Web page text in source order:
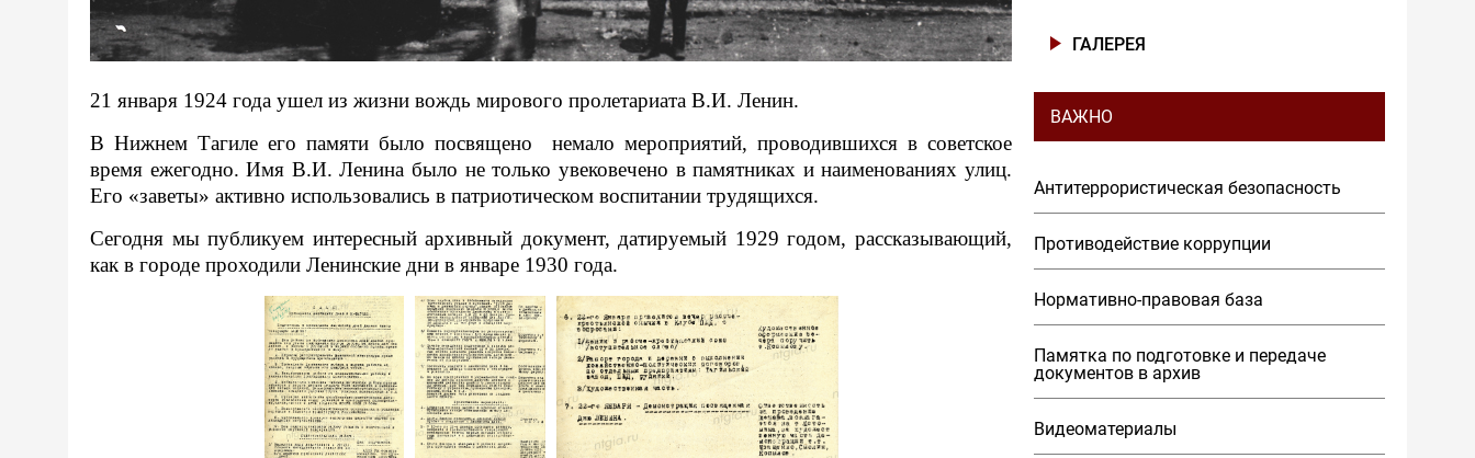
21 января 1924 года ушел из жизни вождь мирового пролетариата В.И. Ленин.
В Нижнем Тагиле его памяти было посвящено немало мероприятий, проводившихся в советское
время ежегодно. Имя В.И. Ленина было не только увековечено в памятниках и наименованиях улиц.
Его «заветы» активно использовались в патриотическом воспитании трудящихся.
Сегодня мы публикуем интересный архивный документ, датируемый 1929 годом, рассказывающий,
как в городе проходили Ленинские дни в январе 1930 года.
ГАЛЕРЕЯ
ВАЖНО
Антитеррористическая безопасность
Противодействие коррупции
Нормативно-правовая база
Памятка по подготовке и передаче
документов в архив
Видеоматериалы